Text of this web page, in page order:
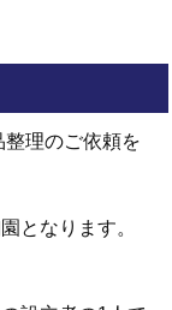
理のご依頼を
となります。